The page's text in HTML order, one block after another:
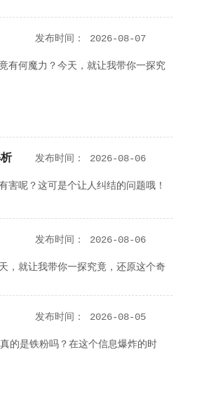
发布时间： 2026-08-07
有何魔力？今天，就让我带你一探究
发布时间： 2026-08-06
害呢？这可是个让人纠结的问题哦！
发布时间： 2026-08-06
，就让我带你一探究竟，还原这个奇
发布时间： 2026-08-05
的是铁粉吗？在这个信息爆炸的时